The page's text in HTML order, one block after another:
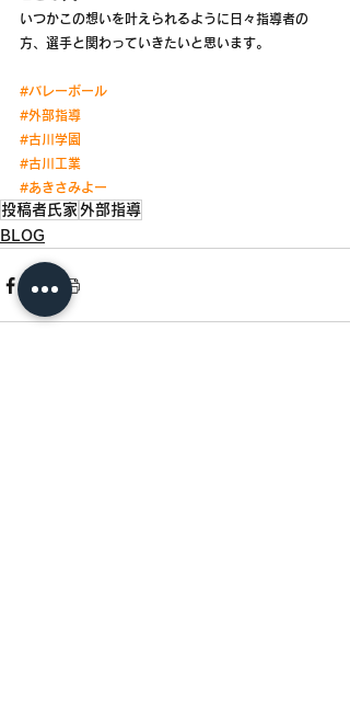
いつかこの想いを叶えられるように日々指導者の
方、選手と関わっていきたいと思います。
#バレーボール
#外部指導
#古川学園
#古川工業
#あきさみよー
投稿者氏家 外部指導
BLOG